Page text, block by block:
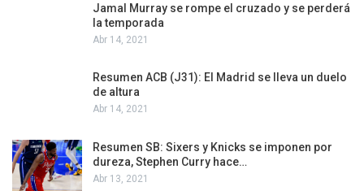
Jamal Murray se rompe el cruzado y se perderá
la temporada
Abr 14, 2021
Resumen ACB (J31): El Madrid se lleva un duelo
de altura
Abr 14, 2021
Resumen SB: Sixers y Knicks se imponen por
dureza, Stephen Curry hace…
Abr 13, 2021